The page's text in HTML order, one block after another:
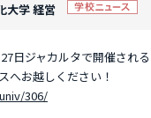
大学 経営
日ジャカルタで開催され
へお越しください！
306/